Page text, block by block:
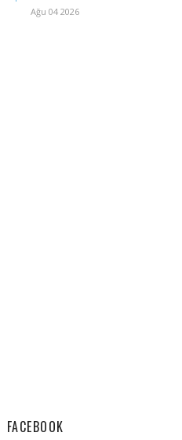
Ağu 04 2026
FACEBOOK